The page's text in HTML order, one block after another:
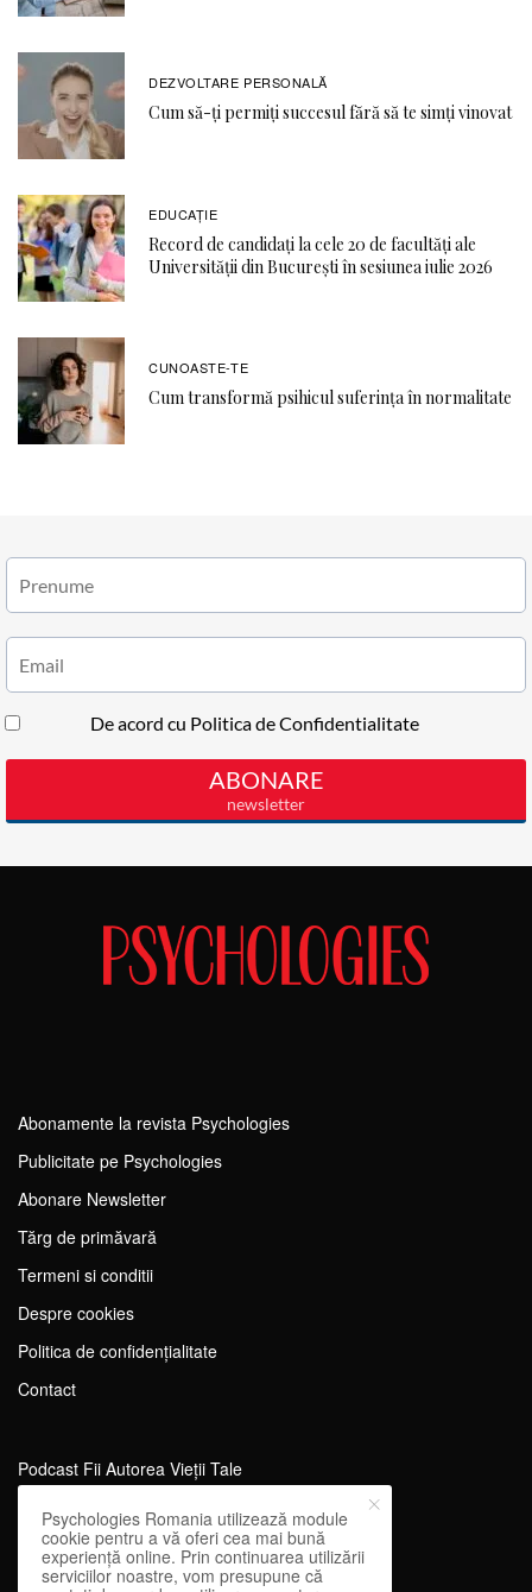
DEZVOLTARE PERSONALĂ
Cum să-ți permiți succesul fără să te simți vinovat
EDUCAŢIE
Record de candidați la cele 20 de facultăți ale
Universității din București în sesiunea iulie 2026
CUNOASTE-TE
Cum transformă psihicul suferința în normalitate
Abonamente la revista Psychologies
Publicitate pe Psychologies
Abonare Newsletter
Tărg de primăvară
Termeni si conditii
Despre cookies
Politica de confidențialitate
Contact
Podcast Fii Autorea Vieții Tale
Evenimente Fii Autoarea Vieții Tale!
SportEdu
Antrenament Mental pentru Sportivi
Psychologies Romania utilizează module
cookie pentru a vă oferi cea mai bună
experiență online. Prin continuarea utilizării
serviciilor noastre, vom presupune că